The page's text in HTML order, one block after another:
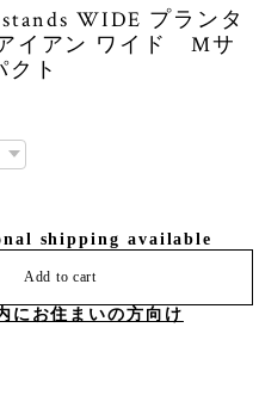
WIDE プランタ
イアン ワイド Mサ
ト
shipping available
Add to cart
にお住まいの方向け